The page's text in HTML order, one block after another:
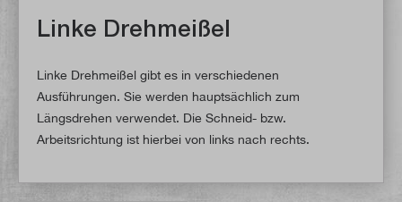
Linke Drehmeißel
Linke Drehmeißel gibt es in verschiedenen
Ausführungen. Sie werden hauptsächlich zum
Längsdrehen verwendet. Die Schneid- bzw.
Arbeitsrichtung ist hierbei von links nach rechts.